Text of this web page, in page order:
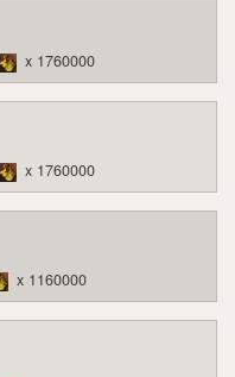
x 1760000
x 1760000
x 1160000